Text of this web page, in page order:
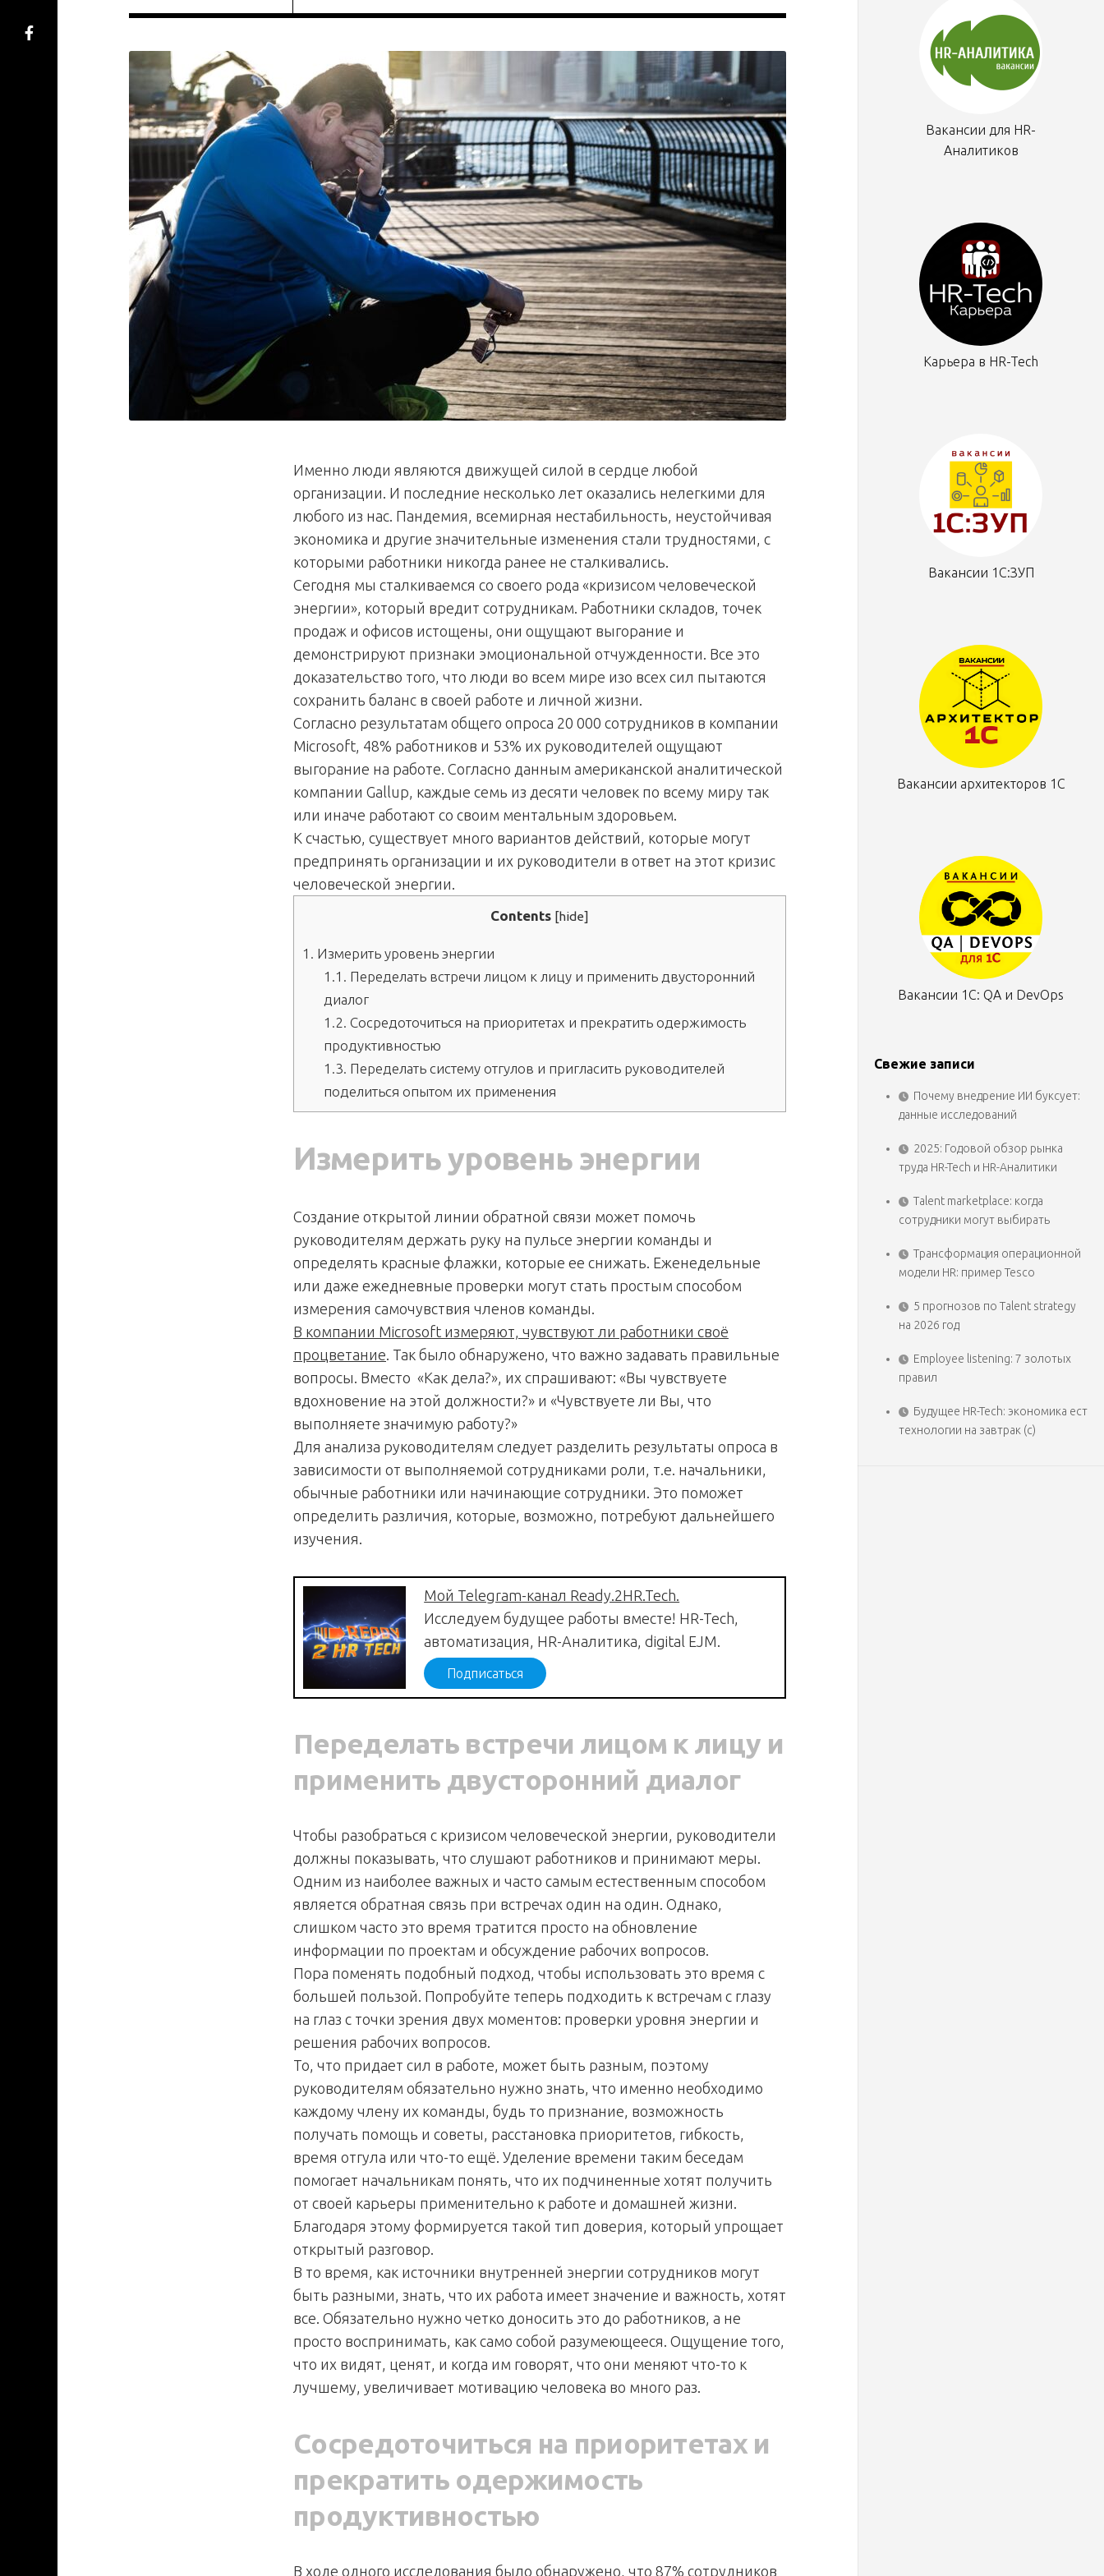
Именно люди являются движущей силой в сердце любой
организации. И последние несколько лет оказались нелегкими для
любого из нас. Пандемия, всемирная нестабильность, неустойчивая
экономика и другие значительные изменения стали трудностями, с
которыми работники никогда ранее не сталкивались.
Сегодня мы сталкиваемся со своего рода «кризисом человеческой
энергии», который вредит сотрудникам. Работники складов, точек
продаж и офисов истощены, они ощущают выгорание и
демонстрируют признаки эмоциональной отчужденности. Все это
доказательство того, что люди во всем мире изо всех сил пытаются
сохранить баланс в своей работе и личной жизни.
Согласно результатам общего опроса 20 000 сотрудников в компании
Microsoft, 48% работников и 53% их руководителей ощущают
выгорание на работе. Согласно данным американской аналитической
компании Gallup, каждые семь из десяти человек по всему миру так
или иначе работают со своим ментальным здоровьем.
К счастью, существует много вариантов действий, которые могут
предпринять организации и их руководители в ответ на этот кризис
человеческой энергии.
Contents [hide]
1. Измерить уровень энергии
1.1. Переделать встречи лицом к лицу и применить двусторонний
диалог
1.2. Сосредоточиться на приоритетах и прекратить одержимость
продуктивностью
1.3. Переделать систему отгулов и пригласить руководителей
поделиться опытом их применения
Измерить уровень энергии
Создание открытой линии обратной связи может помочь
руководителям держать руку на пульсе энергии команды и
определять красные флажки, которые ее снижать. Еженедельные
или даже ежедневные проверки могут стать простым способом
измерения самочувствия членов команды.
В компании Microsoft измеряют, чувствуют ли работники своё
процветание . Так было обнаружено, что важно задавать правильные
вопросы. Вместо «Как дела?», их спрашивают: «Вы чувствуете
вдохновение на этой должности?» и «Чувствуете ли Вы, что
выполняете значимую работу?»
Для анализа руководителям следует разделить результаты опроса в
зависимости от выполняемой сотрудниками роли, т.е. начальники,
обычные работники или начинающие сотрудники. Это поможет
определить различия, которые, возможно, потребуют дальнейшего
изучения.
Мой Telegram-канал Ready.2HR.Tech.
Исследуем будущее работы вместе! HR-Tech,
автоматизация, HR-Аналитика, digital EJM.
Подписаться
Переделать встречи лицом к лицу и
применить двусторонний диалог
Чтобы разобраться с кризисом человеческой энергии, руководители
должны показывать, что слушают работников и принимают меры.
Одним из наиболее важных и часто самым естественным способом
является обратная связь при встречах один на один. Однако,
слишком часто это время тратится просто на обновление
информации по проектам и обсуждение рабочих вопросов.
Пора поменять подобный подход, чтобы использовать это время с
большей пользой. Попробуйте теперь подходить к встречам с глазу
на глаз с точки зрения двух моментов: проверки уровня энергии и
решения рабочих вопросов.
То, что придает сил в работе, может быть разным, поэтому
руководителям обязательно нужно знать, что именно необходимо
каждому члену их команды, будь то признание, возможность
получать помощь и советы, расстановка приоритетов, гибкость,
время отгула или что-то ещё. Уделение времени таким беседам
помогает начальникам понять, что их подчиненные хотят получить
от своей карьеры применительно к работе и домашней жизни.
Благодаря этому формируется такой тип доверия, который упрощает
открытый разговор.
В то время, как источники внутренней энергии сотрудников могут
быть разными, знать, что их работа имеет значение и важность, хотят
все. Обязательно нужно четко доносить это до работников, а не
просто воспринимать, как само собой разумеющееся. Ощущение того,
что их видят, ценят, и когда им говорят, что они меняют что-то к
лучшему, увеличивает мотивацию человека во много раз.
Сосредоточиться на приоритетах и
прекратить одержимость
продуктивностью
В ходе одного исследования было обнаружено, что 87% сотрудников
Вакансии для HR-
Аналитиков
Карьера в HR-Tech
Вакансии 1С:ЗУП
Вакансии архитекторов 1С
Вакансии 1С: QA и DevOps
Свежие записи
Почему внедрение ИИ буксует:
данные исследований
2025: Годовой обзор рынка
труда HR-Tech и HR-Аналитики
Talent marketplace: когда
сотрудники могут выбирать
Трансформация операционной
модели HR: пример Tesco
5 прогнозов по Talent strategy
на 2026 год
Employee listening: 7 золотых
правил
Будущее HR-Tech: экономика ест
технологии на завтрак (с)